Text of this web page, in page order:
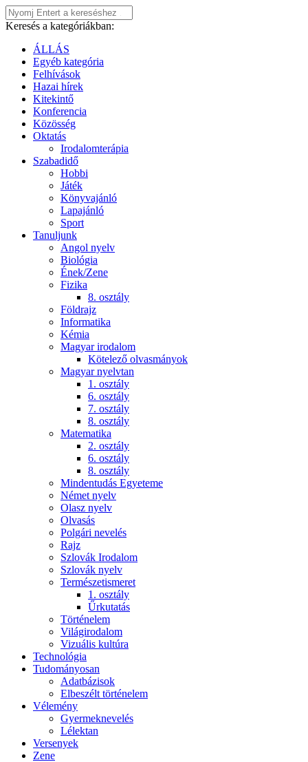
Keresés a kategóriákban:
ÁLLÁS
Egyéb kategória
Felhívások
Hazai hírek
Kitekintő
Konferencia
Közösség
Oktatás
Irodalomterápia
Szabadidő
Hobbi
Játék
Könyvajánló
Lapajánló
Sport
Tanuljunk
Angol nyelv
Biológia
Ének/Zene
Fizika
8. osztály
Földrajz
Informatika
Kémia
Magyar irodalom
Kötelező olvasmányok
Magyar nyelvtan
1. osztály
6. osztály
7. osztály
8. osztály
Matematika
2. osztály
6. osztály
8. osztály
Mindentudás Egyeteme
Német nyelv
Olasz nyelv
Olvasás
Polgári nevelés
Rajz
Szlovák Irodalom
Szlovák nyelv
Természetismeret
1. osztály
Űrkutatás
Történelem
Világirodalom
Vizuális kultúra
Technológia
Tudományosan
Adatbázisok
Elbeszélt történelem
Vélemény
Gyermeknevelés
Lélektan
Versenyek
Zene